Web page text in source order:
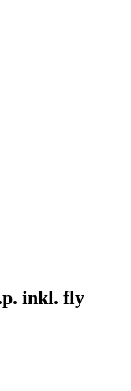
inkl. fly